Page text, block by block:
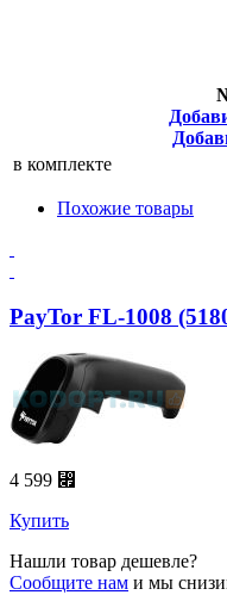
в комплекте
Похожие товары
PayTor FL-1008
4 599 ⃏
Купить
Нашли товар дешевле?
Сообщите нам и мы